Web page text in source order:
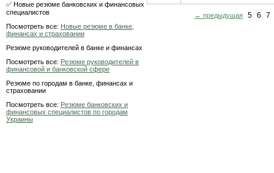
✅ Новые резюме банковских и финансовых
специалистов
Посмотреть все: Новые резюме в банке,
финансах и страховании
Резюме руководителей в банке и финансах
Посмотреть все: Резюме руководителей в
финансовой и банковской сфере
Резюме по городам в банке, финансах и
страховании
Посмотреть все: Резюме банковских и
финансовых специалистов по городам
Украины
← предыдущая 5 6 7